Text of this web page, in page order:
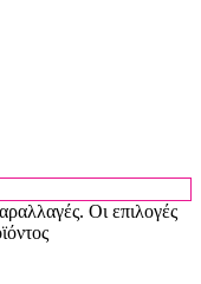
Οι επιλογές